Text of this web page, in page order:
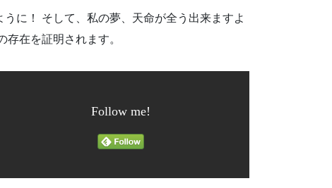
に！ そして、私の夢、天命が全う出来ますよ
在を証明されます。
Follow me!